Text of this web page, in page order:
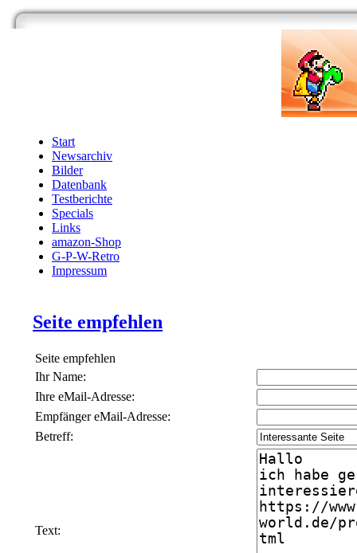
Start
Newsarchiv
Bilder
Datenbank
Testberichte
Specials
Links
amazon-Shop
G-P-W-Retro
Impressum
Seite empfehlen
Seite empfehlen
Ihr Name:
Ihre eMail-Adresse:
Empfänger eMail-Adresse:
Betreff:
Text: